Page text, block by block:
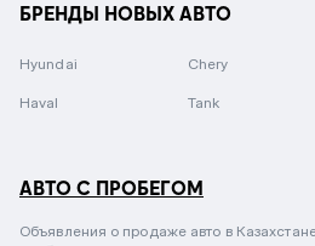
БРЕНДЫ НОВЫХ АВТО
Hyundai Chery
Haval Tank
АВТО С ПРОБЕГОМ
Объявления о продаже авто в